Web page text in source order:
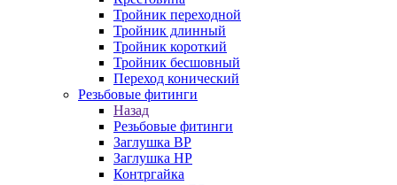
Тройник переходной
Тройник длинный
Тройник короткий
Тройник бесшовный
Переход конический
Резьбовые фитинги
Назад
Резьбовые фитинги
Заглушка ВР
Заглушка НР
Контргайка